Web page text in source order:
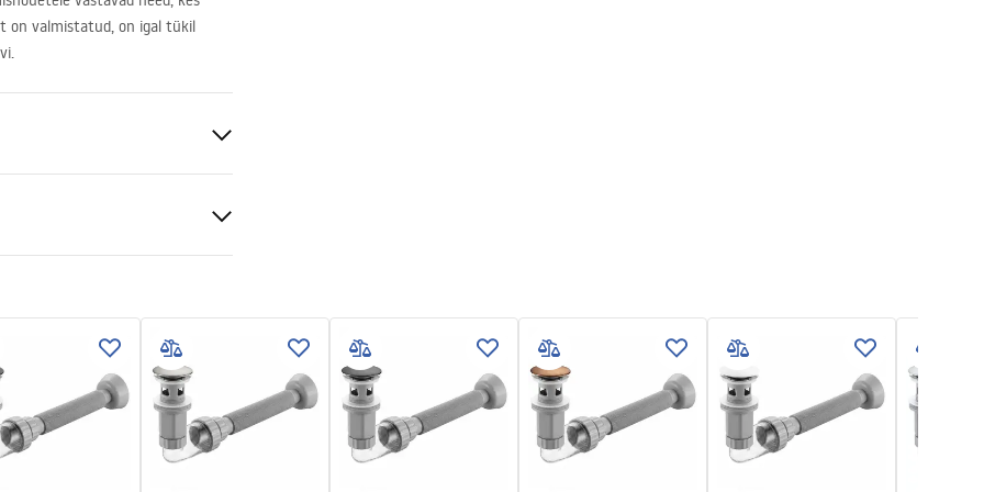
on valmistatud, on igal tükil
_5.pdf